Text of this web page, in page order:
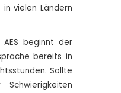
vielen Ländern
beginnt der
bereits in
Sollte